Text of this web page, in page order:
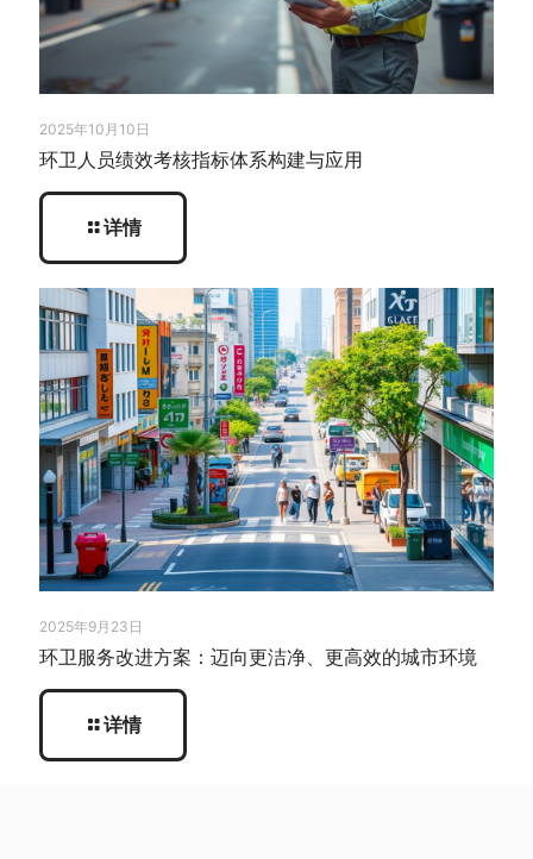
2025年10月10日
环卫人员绩效考核指标体系构建与应用
详情
2025年9月23日
环卫服务改进方案：迈向更洁净、更高效的城市环境
详情